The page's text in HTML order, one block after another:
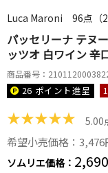
Luca Maroni 96点（
パッセリーナ テヌ
ッツオ 白ワイン 辛
商品番号：
26 ポイント進呈
★★★★★ 5.00
希望小売価格：3,476
ソムリエ価格：